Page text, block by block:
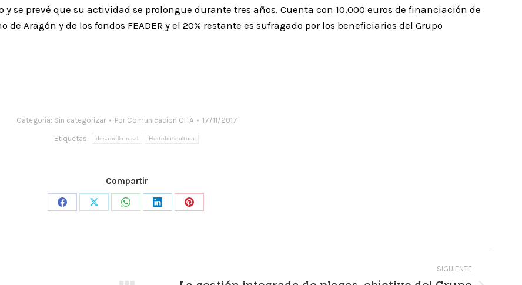
y se prevé que su actividad se prolongue durante tres años. Cuenta con 10.000 euros de financiación de
Aragón y de los fondos FEADER y el 20% restante es sufragado por los beneficiarios del Grupo
Categoría: Sin categorizar Por Comunicacion CITA 17/11/2017
Etiquetas: desarrollo rural Hortofruticultura
Compartir
Share
Share
Share
Share
Share
SIGUIENTE